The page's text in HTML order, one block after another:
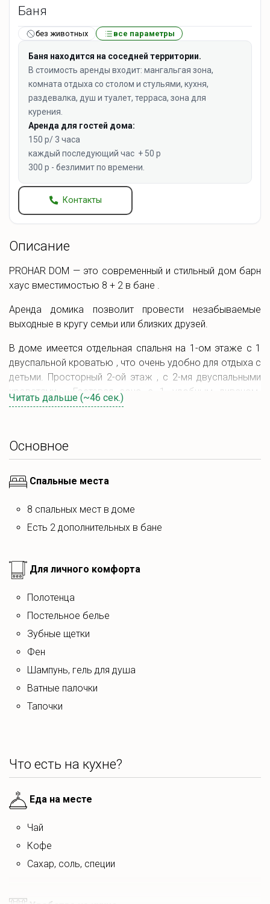
Баня
без животных все параметры
Баня находится на соседней территории.
В стоимость аренды входит: мангальгая зона,
комната отдыха со столом и стульями, кухня,
раздевалка, душ и туалет, терраса, зона для
курения.
Аренда для гостей дома:
150 р/ 3 часа
каждый последующий час + 50 р
300 р - безлимит по времени.
Контакты
Описание
PROHAR DOM — это современный и стильный дом барн
хаус вместимостью 8 + 2 в бане .
Аренда домика позволит провести незабываемые
выходные в кругу семьи или близких друзей.
В доме имеется отдельная спальня на 1-ом этаже с 1
двуспальной кроватью , что очень удобно для отдыха с
детьми. Просторный 2-ой этаж , с 2-мя двуспальными
кроватями . Гостевая зона с 1 удобным диваном-
трансформером.
которая необходима для комфортного пребывания :
ватные палочки и дополнительные гигиенические
Для приготовления пищи: оборудованная кухня со
всей необходимой посудой, столовыми
кружки, рюмки, бокалы .
На территории есть:
BBQ-Зона с мангалом-камином-тандыром
Баня
Решетка и шампура для мангала, дрова
Водоем
Читать дальше (~46 сек.)
Основное
Спальные места
8 спальных мест в доме
есть 2 дополнительных в бане
Для личного комфорта
полотенца
постельное белье
зубные щетки
фен
шампунь, гель для душа
ватные палочки
тапочки
Что есть на кухне?
Еда на месте
чай
кофе
сахар, соль, специи